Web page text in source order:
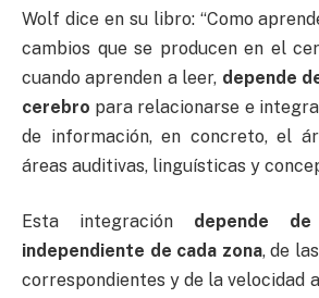
Wolf dice en su libro: “Como
cambios que se producen en el
cuando aprenden a leer, depende
cerebro para relacionarse e
de información, en concreto, el
áreas auditivas, linguísticas y
Esta integración depende
independiente de cada zona, de
correspondientes y de la velocidad